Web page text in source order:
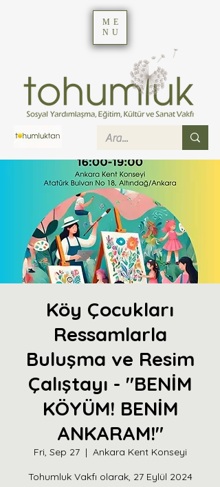
ME
NU
Köy Çocukları
Ressamlarla
Buluşma ve Resim
Çalıştayı - "BENİM
KÖYÜM! BENİM
ANKARAM!"
Fri, Sep 27
  |
Ankara Kent Konseyi
Tohumluk Vakfı olarak, 27 Eylül 2024